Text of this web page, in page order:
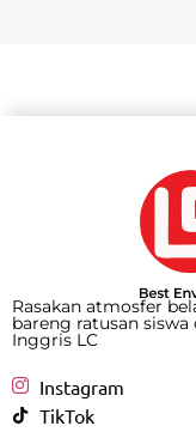
Rasakan atmosfer
bareng ratusan
Inggris LC
Instagram
TikTok